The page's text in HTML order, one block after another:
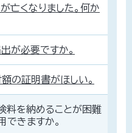
亡くなりました。何か
が必要ですか。
の証明書がほしい。
料を納めることが困難
できますか。